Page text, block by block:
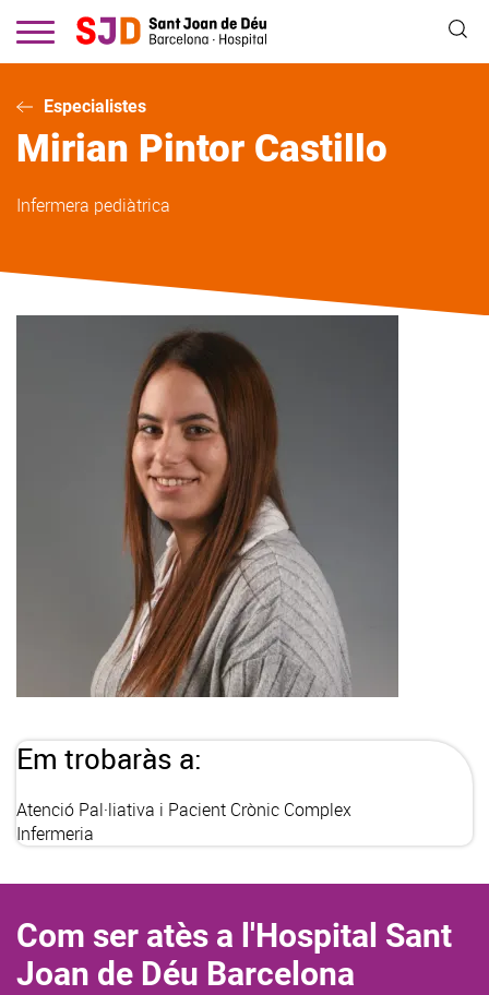
contingut
Especialistes
Mirian Pintor Castillo
Infermera pediàtrica
Em trobaràs a:
Atenció Pal·liativa i Pacient Crònic Complex
Infermeria
Com ser atès a l'Hospital Sant
Joan de Déu Barcelona